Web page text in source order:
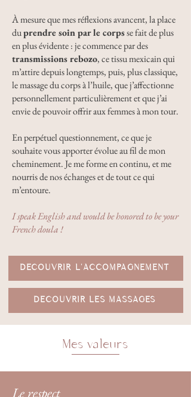
À mesure que mes réflexions avancent, la place
duprendre soin par le corpsse fait de plus
en plus évidente : je commence par des
transmissions rebozo, ce tissu mexicain qui
m’attire depuis longtemps, puis, plus classique,
le massage du corps à l’huile, que j’affectionne
personnellement particulièrement et que j’ai
envie de pouvoir offrir aux femmes à mon tour.
En perpétuel questionnement, ce que je
souhaite vous apporter évolue au fil de mon
cheminement. Je me forme en continu, et me
nourris de nos échanges et de tout ce qui
m’entoure.
I speak English and would be honored to be your
French doula !
DÉCOUVRIR L'ACCOMPAGNEMENT
DÉCOUVRIR LES MASSAGES
Mes valeurs
Le respect